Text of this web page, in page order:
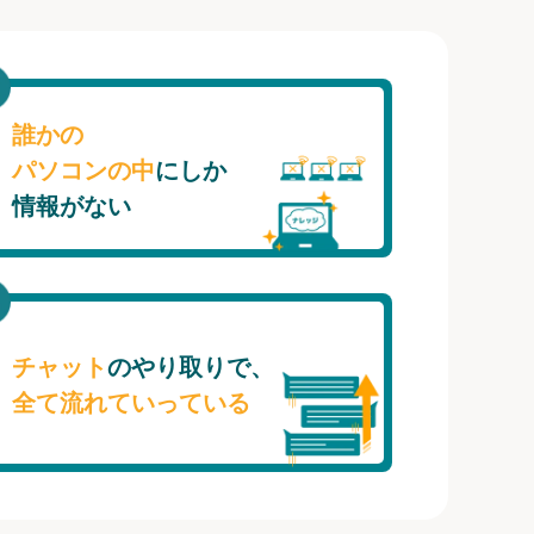
誰かの
パソコンの中にしか
情報がない
チャットのやり取りで、
全て流れていっている